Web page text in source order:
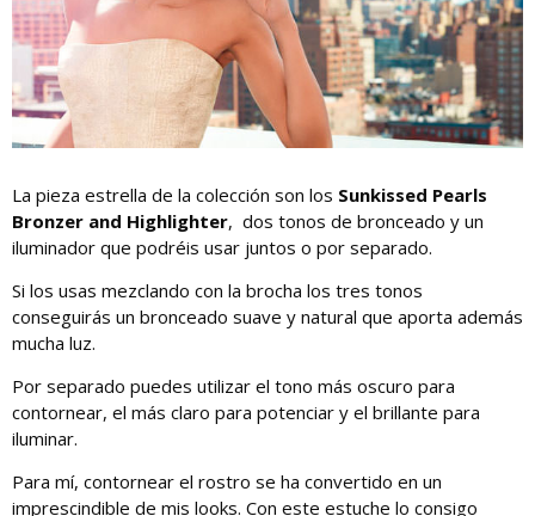
La pieza estrella de la colección son los Sunkissed Pearls
Bronzer and Highlighter, dos tonos de bronceado y un
iluminador que podréis usar juntos o por separado.
Si los usas mezclando con la brocha los tres tonos
conseguirás un bronceado suave y natural que aporta además
mucha luz.
Por separado puedes utilizar el tono más oscuro para
contornear, el más claro para potenciar y el brillante para
iluminar.
Para mí, contornear el rostro se ha convertido en un
imprescindible de mis looks. Con este estuche lo consigo